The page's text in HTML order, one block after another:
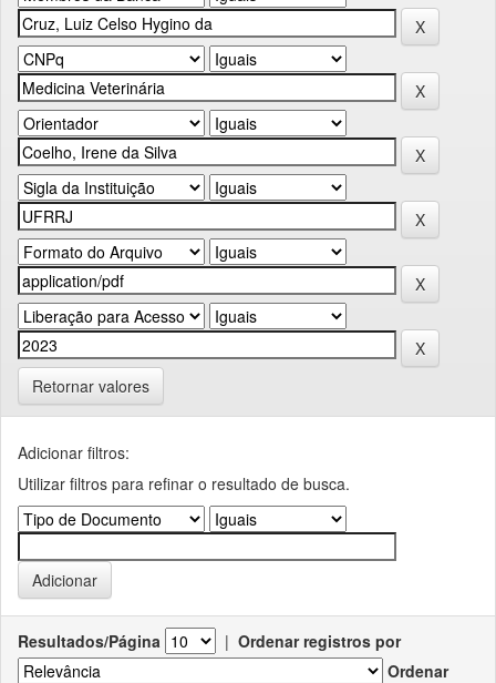
Retornar valores
Adicionar filtros:
Utilizar filtros para refinar o resultado de busca.
Resultados/Página | Ordenar registros por
Ordenar